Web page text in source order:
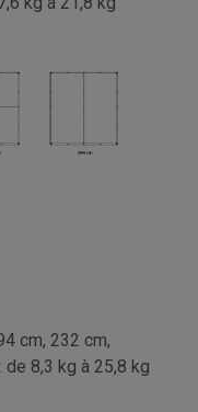
cm, 232 cm,
8,3 kg à 25,8 kg